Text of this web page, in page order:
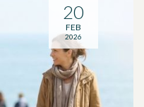
20
FEB
2026